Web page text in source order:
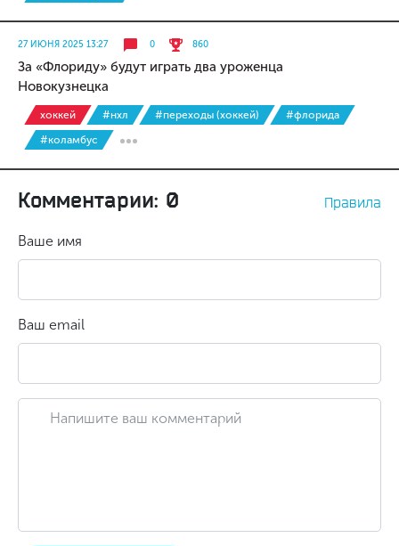
27 ИЮНЯ 2025 13:27 0 860
За «Флориду» будут играть два уроженца
Новокузнецка
хоккей #нхл #переходы (хоккей)
#флорида
#коламбус
Комментарии: 0 Правила
Ваше имя
Ваш email